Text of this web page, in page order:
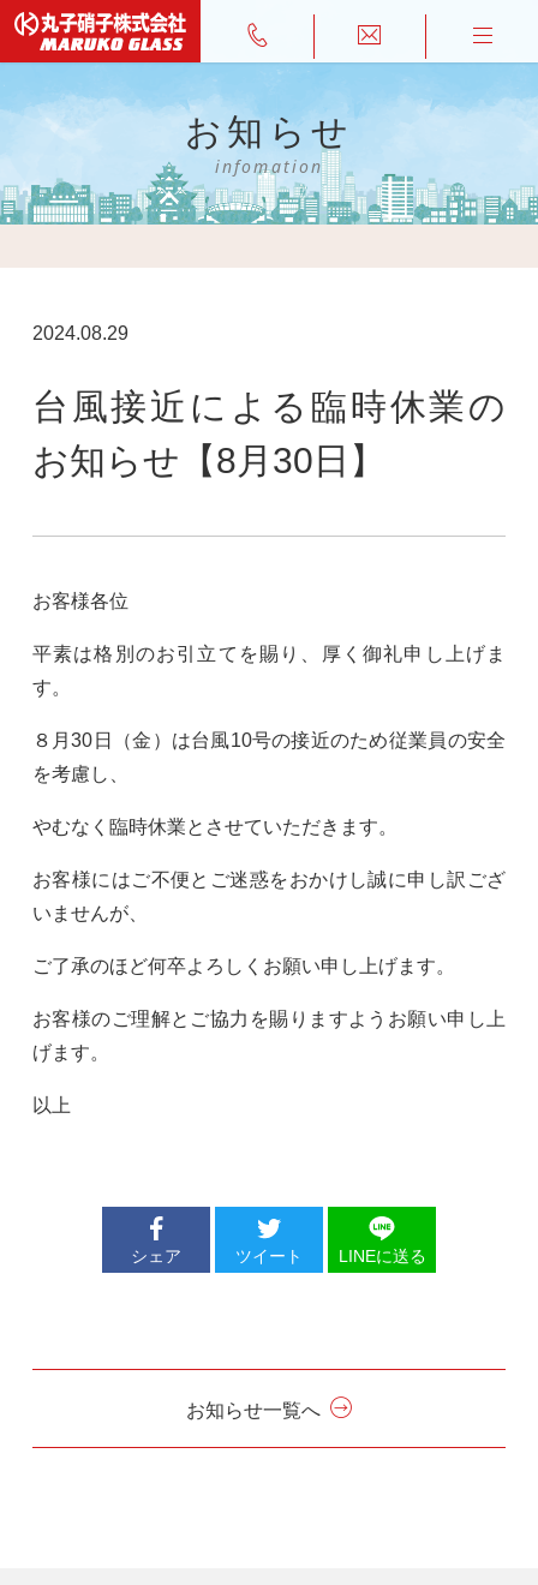
お知らせ
infomation
2024.08.29
台風接近による臨時休業の
お知らせ【8月30日】
お客様各位
平素は格別のお引立てを賜り、厚く御礼申し上げま
す。
８月30日（金）は台風10号の接近のため従業員の安全
を考慮し、
やむなく臨時休業とさせていただきます。
お客様にはご不便とご迷惑をおかけし誠に申し訳ござ
いませんが、
ご了承のほど何卒よろしくお願い申し上げます。
お客様のご理解とご協力を賜りますようお願い申し上
げます。
以上
シェア ツイート LINEに送る
お知らせ一覧へ